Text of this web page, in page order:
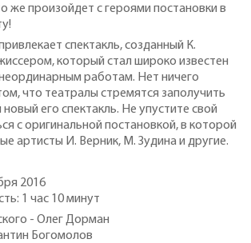
же произойдет с героями постановки в
спектакль, созданный К.
который стал широко известен
работам. Нет ничего
что театралы стремятся заполучить
его спектакль. Не упустите свой
с оригинальной постановкой, в которой
артисты И. Верник, М. Зудина и другие.
2016
1 час 10 минут
- Олег Дорман
Богомолов